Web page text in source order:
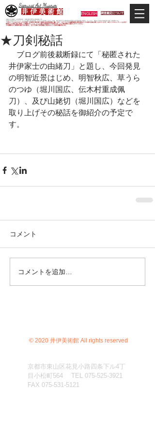
Samurai Art Museum
井 伊 美 術 館 ENGLISH 調査鑑定について
当館は日本唯一の甲冑武具・史料考証専門の美術館です。
平成29年度大河ドラマ「おんな城主 井伊直虎」の主人公直虎とされた人物、徳川四天王の筆頭井伊直政の直系後裔が運営しています。歴史と武具の本格派が集う美術館です。
＊当サイトにおけるすべての写真・文章等の著作権・版権は井伊美術館に属します。コピーなどの無断複製は著作権法上での例外を除き禁じられています。本サイトのコンテンツを代行
業者などの第三者に依頼して複製することは、たとえ個人や家庭内での利用であっても著作権法上認められていません。
※当館展示の刀剣類等は銃刀法に遵法し、​全て正真の刀剣登録証が添付されている事を確認済みです。
★刀剣秘話
ブログ前後裁断録にて「秘匿された
井伊家士の由緒刀」と題し、今回発見
の明智近景はじめ、明智秋広、草うら
のつゆ（堀川国広、伝木村重成佩
刀）、及び山姥切（堀川国広）などを
取り上げその秘話を御紹介の予定で
す。
コメント
コメントを追加…
© 2020 井伊美術館 All rights reserved
京都市東山区花見小路四条下ル4丁
目小松町564 TEL 075-525-3921
FAX 075-531-5121